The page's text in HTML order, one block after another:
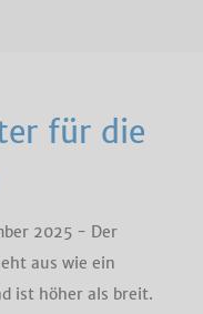
für die
2025 - Der
aus wie ein
ist höher als breit.